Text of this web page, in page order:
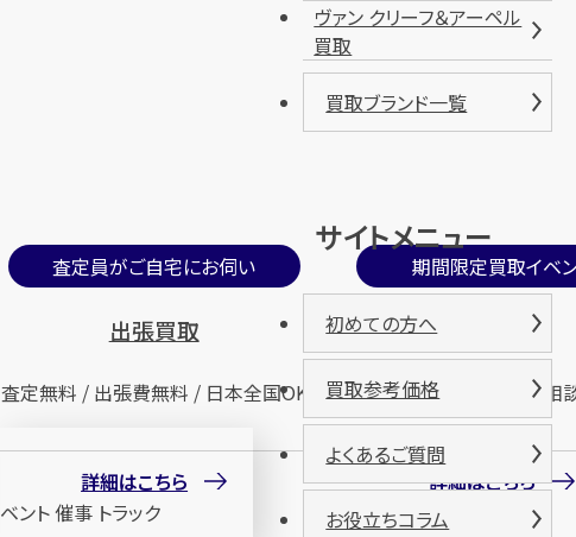
査定員がご自宅にお伺い
出張買取
査定無料 / 出張費無料 / 日本全国OK
詳細はこちら
期間限定買取イベ
催事買取
査定無料 / 来場無料 / 相
詳細はこちら
ヴァン クリーフ＆アーペル
買取
買取ブランド一覧
サイトメニュー
初めての方へ
買取参考価格
よくあるご質問
お役立ちコラム